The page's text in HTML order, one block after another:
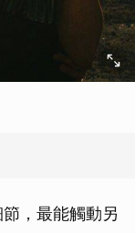
，最能觸動另